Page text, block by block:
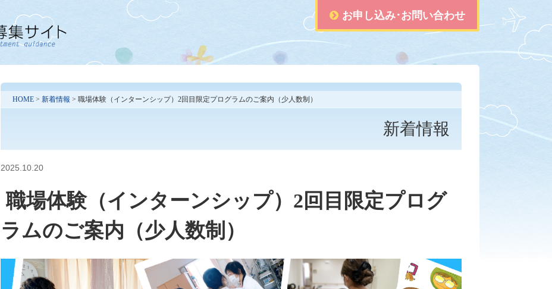
お申し込み･お問い合わせ
HOME > 新着情報 > 職場体験（インターンシップ）2回目限定プログラムのご案内（少人数制）
新着情報
2025.10.20
職場体験（インターンシップ）2回目限定プログ
ラムのご案内（少人数制）